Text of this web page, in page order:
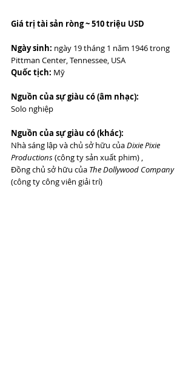
Giá trị tài sản ròng ~ 510 triệu USD
Ngày sinh: ngày 19 tháng 1 năm 1946 trong
Pittman Center, Tennessee, USA
Quốc tịch: Mỹ
Nguồn của sự giàu có (âm nhạc):
Solo nghiệp
Nguồn của sự giàu có (khác):
Nhà sáng lập và chủ sở hữu của Dixie Pixie
Productions (công ty sản xuất phim) ,
Đồng chủ sở hữu của The Dollywood Company
(công ty công viên giải trí)